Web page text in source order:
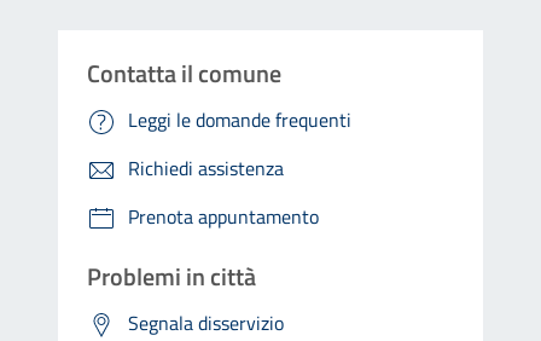
Contatta il comune
Leggi le domande frequenti
Richiedi assistenza
Prenota appuntamento
Problemi in città
Segnala disservizio